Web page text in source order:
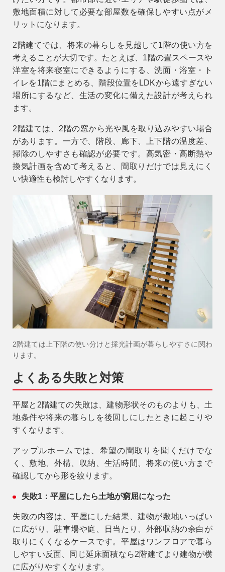
敷地面積に対して必要な部屋数を確保しやすい点がメ
リットになります。
2階建てでは、将来の暮らしを見越して1階の使い方を
考えることが大切です。たとえば、1階の畳スペースや
洋室を将来寝室にできるようにする、洗面・浴室・ト
イレを1階にまとめる、階段位置をLDKから遠すぎない
場所にするなど、生活の変化に備えた設計が考えられ
ます。
2階建ては、2階の窓から光や風を取り込みやすい場合
があります。一方で、階段、廊下、上下階の温度差、
掃除のしやすさも確認が必要です。高気密・高断熱や
換気計画を含めて考えると、間取りだけでは見えにく
い快適性も検討しやすくなります。
2階建ては上下階の使い分けと採光計画が暮らしやすさに関わ
ります。
よくある失敗と対策
平屋と2階建ての失敗は、建物形状そのものよりも、土
地条件や将来の暮らしを後回しにしたときに起こりや
すくなります。
アップルホームでは、希望の間取りを聞くだけでな
く、敷地、外構、収納、生活時間、将来の使い方まで
確認してから形を絞ります。
失敗1：平屋にしたら土地が窮屈になった
失敗の内容は、平屋にした結果、建物が敷地いっぱい
に広がり、駐車場や庭、日当たり、外部収納の余白が
取りにくくなるケースです。平屋はワンフロアで暮ら
しやすい反面、同じ延床面積なら2階建てより建物が横
に広がりやすくなります。
アフターメンテナンス
04-2950-7171
事業用
04-2968-5522